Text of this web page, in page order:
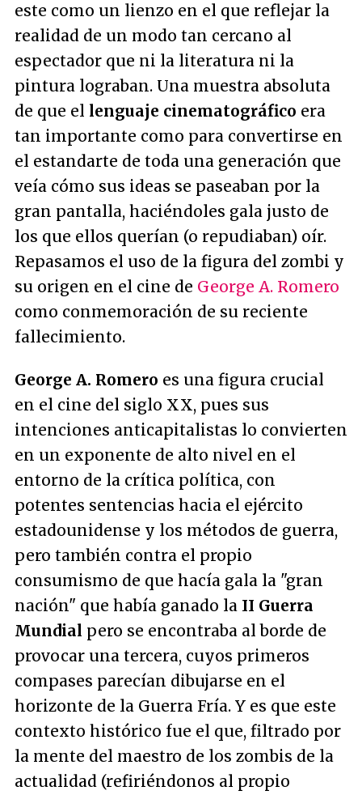
este como un lienzo en el que reflejar la
realidad de un modo tan cercano al
espectador que ni la literatura ni la
pintura lograban. Una muestra absoluta
de que el lenguaje cinematográfico era
tan importante como para convertirse en
el estandarte de toda una generación que
veía cómo sus ideas se paseaban por la
gran pantalla, haciéndoles gala justo de
los que ellos querían (o repudiaban) oír.
Repasamos el uso de la figura del zombi y
su origen en el cine de George A. Romero
como conmemoración de su reciente
fallecimiento.
George A. Romero es una figura crucial
en el cine del siglo XX, pues sus
intenciones anticapitalistas lo convierten
en un exponente de alto nivel en el
entorno de la crítica política, con
potentes sentencias hacia el ejército
estadounidense y los métodos de guerra,
pero también contra el propio
consumismo de que hacía gala la "gran
nación" que había ganado la II Guerra
Mundial pero se encontraba al borde de
provocar una tercera, cuyos primeros
compases parecían dibujarse en el
horizonte de la Guerra Fría. Y es que este
contexto histórico fue el que, filtrado por
la mente del maestro de los zombis de la
actualidad (refiriéndonos al propio